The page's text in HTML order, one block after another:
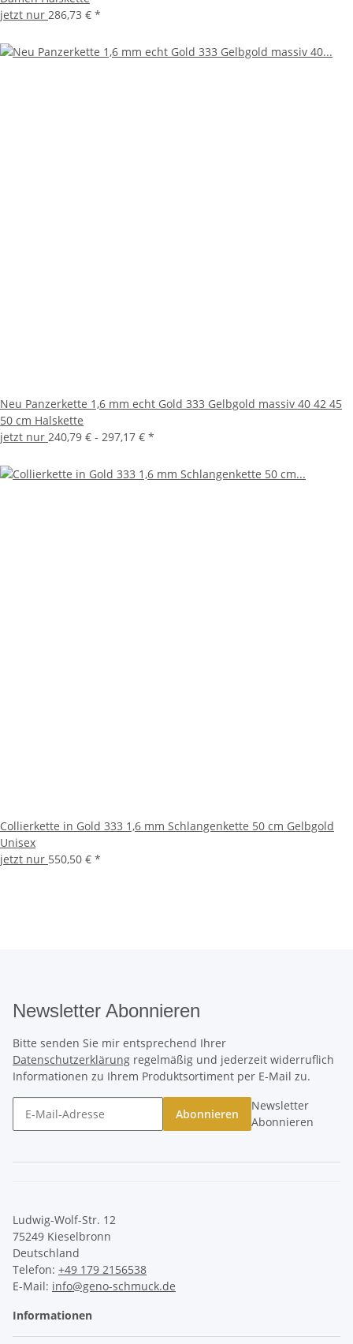
jetzt nur 286,73 € *
Neu Panzerkette 1,6 mm echt Gold 333 Gelbgold massiv 40 42 45
50 cm Halskette
jetzt nur 240,79 € - 297,17 € *
Collierkette in Gold 333 1,6 mm Schlangenkette 50 cm Gelbgold
Unisex
jetzt nur 550,50 € *
Newsletter Abonnieren
Bitte senden Sie mir entsprechend Ihrer
Datenschutzerklärung regelmäßig und jederzeit widerruflich
Informationen zu Ihrem Produktsortiment per E-Mail zu.
Abonnieren
Newsletter
Abonnieren
Ludwig-Wolf-Str. 12
75249 Kieselbronn
Deutschland
Telefon: +49 179 2156538
E-Mail: info@geno-schmuck.de
Informationen